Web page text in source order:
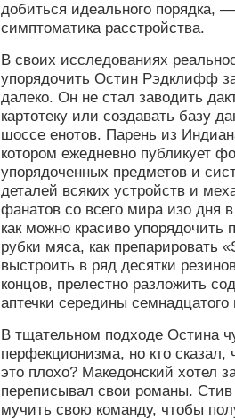
добиться идеального порядка,
симптоматика расстройства.
В своих исследованиях
упорядочить Остин Рэдклифф
далеко. Он не стал заводить
картотеку или создавать базу
шоссе енотов. Парень из
котором ежедневно публикует
упорядоченных предметов и
деталей всяких устройств и
фанатов со всего мира изо дня
как можно красиво упорядочить
рубки мяса, как препарировать
выстроить в ряд десятки
концов, прелестно разложить
аптечки середины семнадцатого
В тщательном подходе Остина
перфекционизма, но кто
это плохо? Македонский хотел
переписывал свои романы.
мучить свою команду, чтобы